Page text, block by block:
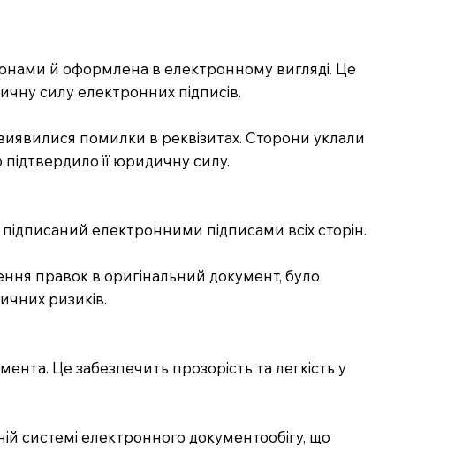
й оформлена в електронному вигляді. Це
силу електронних підписів.
помилки в реквізитах. Сторони уклали
її юридичну силу.
електронними підписами всіх сторін.
правок в оригінальний документ, було
ризиків.
Це забезпечить прозорість та легкість у
системі електронного документообігу, що